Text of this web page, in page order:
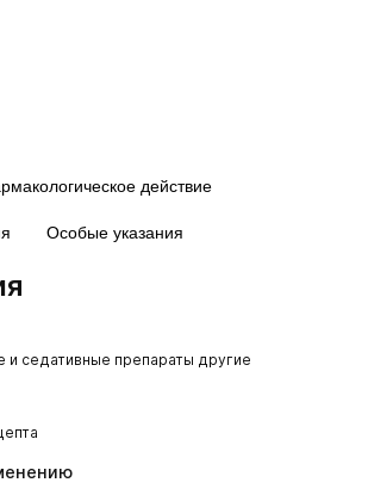
действие
Особые указания
и седативные препараты другие